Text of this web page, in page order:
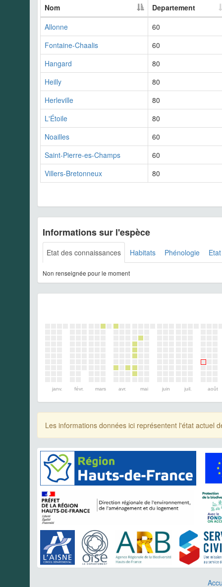
Nom
Departement
Allonne
60
Fontaine-Chaalis
60
Hangard
80
Heilly
80
Herleville
80
L'Étoile
80
Noailles
60
Saint-Pierre-es-Champs
60
Villers-Bretonneux
80
Informations sur l'espèce
Etat des connaissances Habitats Phénologie
Non renseignée pour le moment
janv. févr. mars avr. mai juin juil. août
Les informations données ici représentent l'état actuel